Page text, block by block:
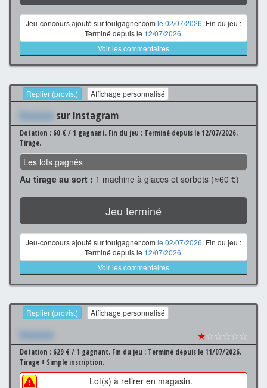
Jeu-concours ajouté sur toutgagner.com le 02/07/2026. Fin du jeu :
Terminé depuis le 12/07/2026.
Voir les commentaires
Replier (provis.) Affichage personnalisé
Xxxxxxx sur Instagram
Dotation : 60 € / 1 gagnant. Fin du jeu : Terminé depuis le 12/07/2026.
Tirage.
Les lots gagnés
Au tirage au sort : 1 machine à glaces et sorbets (≈60 €)
Jeu terminé
Jeu-concours ajouté sur toutgagner.com le 02/07/2026. Fin du jeu :
Terminé depuis le 12/07/2026.
Voir les commentaires
Replier (provis.) Affichage personnalisé
Xxxxxxx ★☆☆☆☆☆
Dotation : 629 € / 1 gagnant. Fin du jeu : Terminé depuis le 11/07/2026.
Tirage + Simple inscription.
Lot(s) à retirer en magasin.